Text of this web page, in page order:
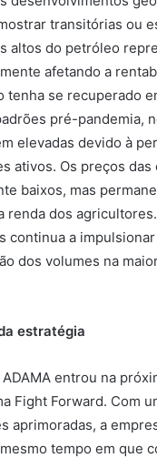
transitórias ou
altos do petróleo
afetando a
tenha se recuperado
pré-pandemia,
elevadas devido à
ativos. Os preços
baixos, mas
renda dos
continua a
dos volumes na
estratégia
ADAMA entrou na
Fight Forward. Com
aprimoradas, a
tempo em que